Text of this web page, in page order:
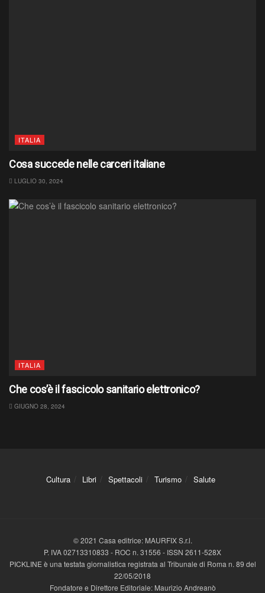
ITALIA
Cosa succede nelle carceri italiane
LUGLIO 30, 2024
ITALIA
Che cos’è il fascicolo sanitario elettronico?
GIUGNO 28, 2024
Cultura Libri Spettacoli Turismo Salute
© 2021 Casa editrice: MAURFIX S.r.l.
P. IVA 02713310833 - ROC n. 31556 - ISSN 2611-528X
PICKLINE è una testata giornalistica registrata al Tribunale di Roma n. 89 del
22/05/2018
Fondatore e Direttore Editoriale: Maurizio Andreanò